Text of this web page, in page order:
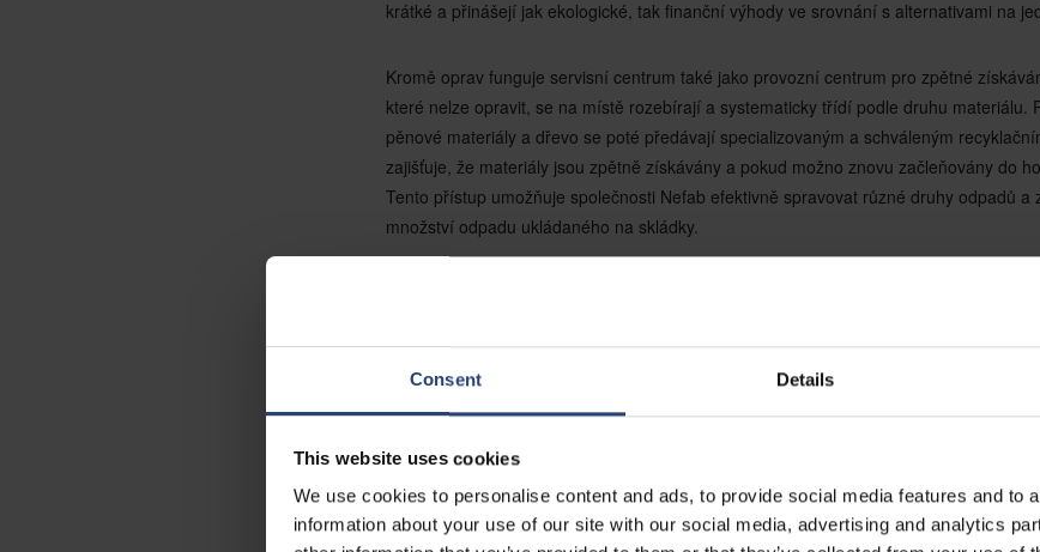
Consent Details
This website uses cookies
We use cookies to personalise content and ads, to provide social media features and to
information about your use of our site with our social media, advertising and analytics
krátké a přinášejí jak ekologické, tak finanční výhody ve srovnání s alternativami na
Kromě oprav funguje servisní centrum také jako provozní centrum pro zpětné
které nelze opravit, se na místě rozebírají a systematicky třídí podle druhu materiálu.
pěnové materiály a dřevo se poté předávají specializovaným a schváleným
zajišťuje, že materiály jsou zpětně získávány a pokud možno znovu začleňovány do
Tento přístup umožňuje společnosti Nefab efektivně spravovat různé druhy odpadů a
množství odpadu ukládaného na skládky.
výrazně snižuje poptávku po nových surovinách a pomáhá zákazníkům plnit jejich
ekonomiky a snižování množství odpadu. Přepravky jsou navrženy pro více opravných
jejich opětovné použití, než bude nutné je recyklovat. Tento integrovaný přístup,
snižování množství odpadu a cirkulární ekonomiky.
Na základě osvědčených výsledků v Atlantě se společnost Nefab snaží tento model